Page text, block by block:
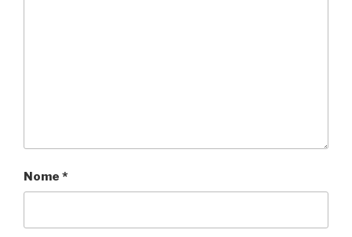
Nome *